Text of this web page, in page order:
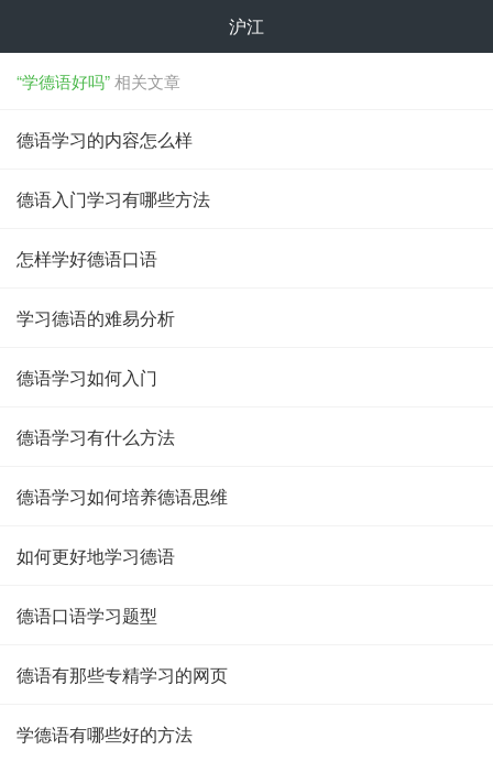
沪江
“学德语好吗”相关文章
德语学习的内容怎么样
德语入门学习有哪些方法
怎样学好德语口语
学习德语的难易分析
德语学习如何入门
德语学习有什么方法
德语学习如何培养德语思维
如何更好地学习德语
德语口语学习题型
德语有那些专精学习的网页
学德语有哪些好的方法